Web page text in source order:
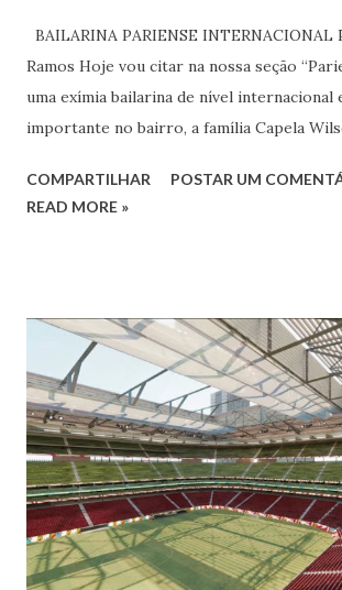
BAILARINA PARIENSE INTERNACIONAL
Ramos Hoje vou citar na nossa seção
uma exímia bailarina de nível internacional
importante no bairro, a família Capela
Vamos às informações de seu site :
Esteve na Índia aprofundando seus
além de partir para pesquisa e vivência das
folclóricas do Rajastão (Kalbelia, Banjara,
Bailarina profissional e professora de
15 anos ao estudo e pesquisa de danças
às danças ciganas, árabes e indianas.
dança aos 4 anos de idade (em 1982) no
passando por diversas atividades co...
COMPARTILHAR
POSTAR UM
READ MORE »